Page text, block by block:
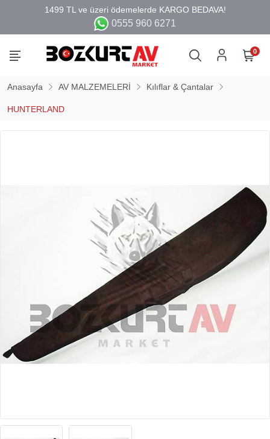
0555 960 6271
0
Anasayfa AV MALZEMELERİ Kılıflar & Çantalar
HUNTERLAND